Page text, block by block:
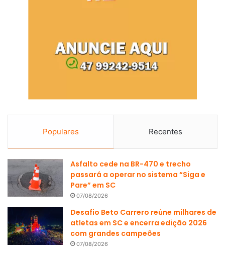
Populares Recentes
Asfalto cede na BR-470 e trecho
passará a operar no sistema “Siga e
Pare” em SC
07/08/2026
Desafio Beto Carrero reúne milhares de
atletas em SC e encerra edição 2026
com grandes campeões
07/08/2026